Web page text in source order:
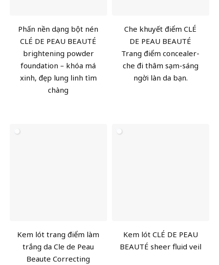
Phấn nền dạng bột nén
CLÉ DE PEAU BEAUTÉ
brightening powder
foundation – khóa má
xinh, đẹp lung linh tìm
chàng
Che khuyết điểm CLÉ
DE PEAU BEAUTÉ
Trang điểm concealer-
che đi thâm sạm-sáng
ngời làn da bạn.
Kem lót trang điểm làm
trắng da Cle de Peau
Beaute Correcting
Kem lót CLÉ DE PEAU
BEAUTÉ sheer fluid veil